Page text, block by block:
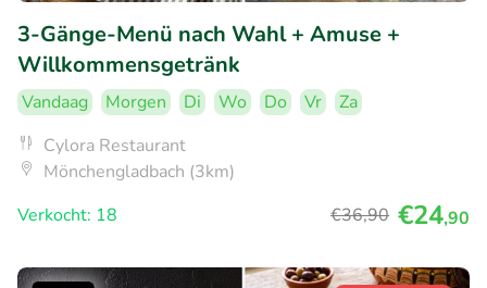
3-Gänge-Menü nach Wahl + Amuse +
Willkommensgetränk
Vandaag Morgen Di Wo Do Vr
Za
Cylora Restaurant
Mönchengladbach (3km)
Verkocht: 18
€36,90 €24,90